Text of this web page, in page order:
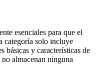
esenciales para que el
categoría solo incluye
básicas y características de
almacenan ninguna